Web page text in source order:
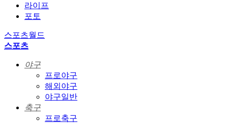
라이프
포토
스포츠월드
스포츠
야구
프로야구
해외야구
야구일반
축구
프로축구